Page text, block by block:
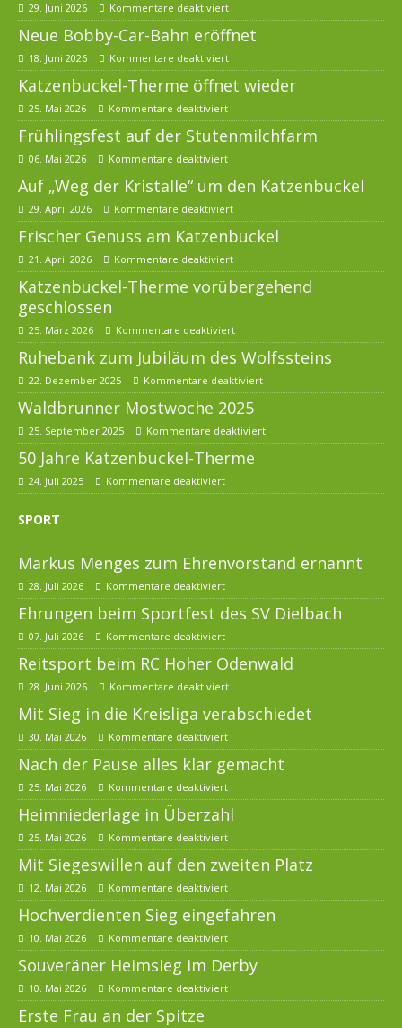
29. Juni 2026 Kommentare deaktiviert
Neue Bobby-Car-Bahn eröffnet
18. Juni 2026 Kommentare deaktiviert
Katzenbuckel-Therme öffnet wieder
25. Mai 2026 Kommentare deaktiviert
Frühlingsfest auf der Stutenmilchfarm
06. Mai 2026 Kommentare deaktiviert
Auf „Weg der Kristalle“ um den Katzenbuckel
29. April 2026 Kommentare deaktiviert
Frischer Genuss am Katzenbuckel
21. April 2026 Kommentare deaktiviert
Katzenbuckel-Therme vorübergehend
geschlossen
25. März 2026 Kommentare deaktiviert
Ruhebank zum Jubiläum des Wolfssteins
22. Dezember 2025 Kommentare deaktiviert
Waldbrunner Mostwoche 2025
25. September 2025 Kommentare deaktiviert
50 Jahre Katzenbuckel-Therme
24. Juli 2025 Kommentare deaktiviert
SPORT
Markus Menges zum Ehrenvorstand ernannt
28. Juli 2026 Kommentare deaktiviert
Ehrungen beim Sportfest des SV Dielbach
07. Juli 2026 Kommentare deaktiviert
Reitsport beim RC Hoher Odenwald
28. Juni 2026 Kommentare deaktiviert
Mit Sieg in die Kreisliga verabschiedet
30. Mai 2026 Kommentare deaktiviert
Nach der Pause alles klar gemacht
25. Mai 2026 Kommentare deaktiviert
Heimniederlage in Überzahl
25. Mai 2026 Kommentare deaktiviert
Mit Siegeswillen auf den zweiten Platz
12. Mai 2026 Kommentare deaktiviert
Hochverdienten Sieg eingefahren
10. Mai 2026 Kommentare deaktiviert
Souveräner Heimsieg im Derby
10. Mai 2026 Kommentare deaktiviert
Erste Frau an der Spitze